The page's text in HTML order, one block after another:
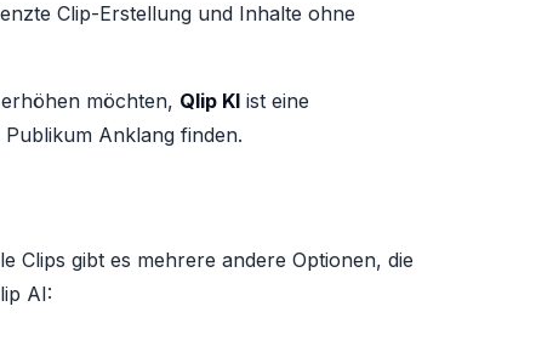
Clip-Erstellung und Inhalte ohne
möchten, Qlip KI ist eine
Anklang finden.
Clips gibt es mehrere andere Optionen, die
AI: